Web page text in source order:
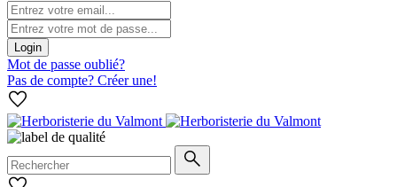
Login
Mot de passe oublié?
Pas de compte? Créer une!